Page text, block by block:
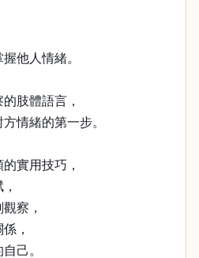
他人情緒。
肢體語言，
情緒的第一步。
實用技巧，
察，
，
己。